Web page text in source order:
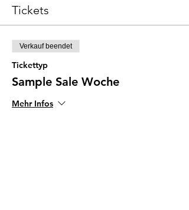
Tickets
Verkauf beendet
Tickettyp
Sample Sale Woche
Mehr Infos